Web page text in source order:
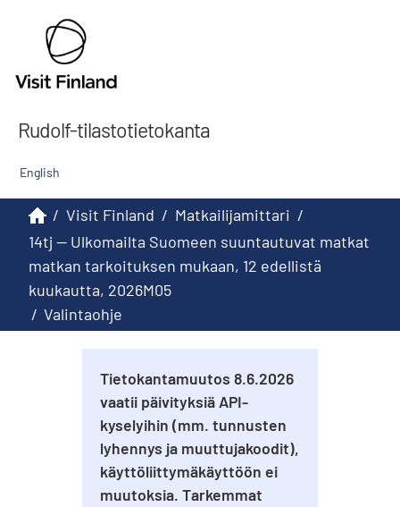
Rudolf-tilastotietokanta
English
/ Visit Finland / Matkailijamittari /
14tj -- Ulkomailta Suomeen suuntautuvat matkat
matkan tarkoituksen mukaan, 12 edellistä
kuukautta, 2026M05
/ Valintaohje
Tietokantamuutos 8.6.2026
vaatii päivityksiä API-
kyselyihin (mm. tunnusten
lyhennys ja muuttujakoodit),
käyttöliittymäkäyttöön ei
muutoksia. Tarkemmat